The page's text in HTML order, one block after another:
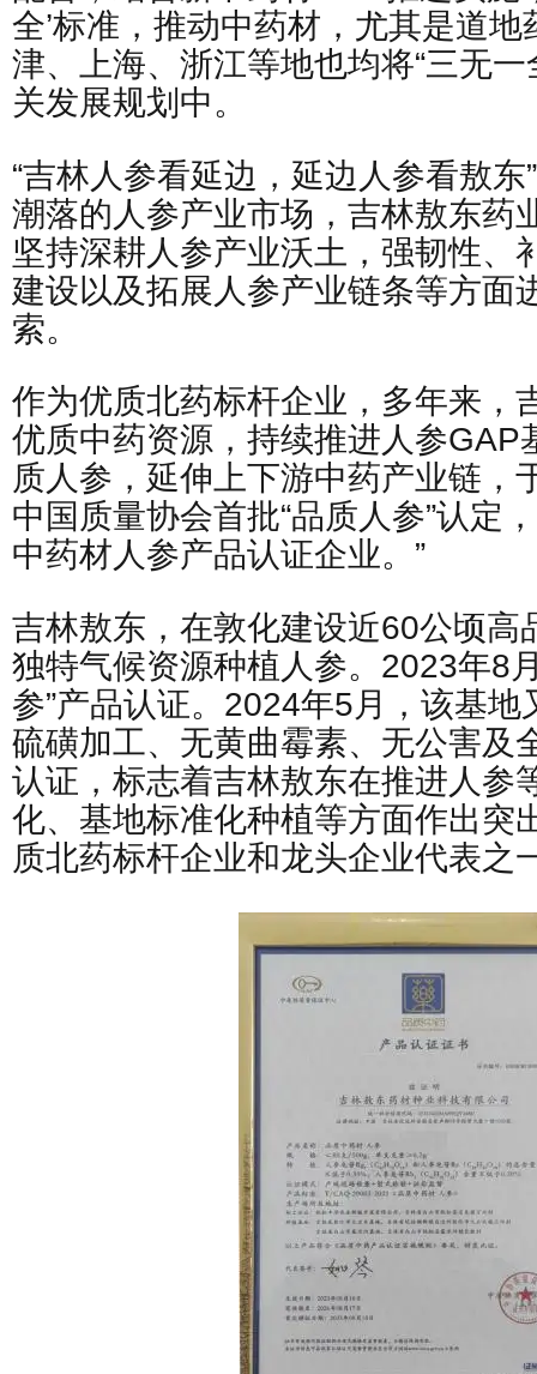
全’标准，推动中药材，尤其是道地
津、上海、浙江等地也均将“三无
关发展规划中。
“吉林人参看延边，延边人参看敖
潮落的人参产业市场，吉林敖东药
坚持深耕人参产业沃土，强韧性、
建设以及拓展人参产业链条等方面
索。
作为优质北药标杆企业，多年来，
优质中药资源，持续推进人参GAP
质人参，延伸上下游中药产业链，
中国质量协会首批“品质人参”认定
中药材人参产品认证企业。”
吉林敖东，在敦化建设近60公顷高
独特气候资源种植人参。2023年8
参”产品认证。2024年5月，该基地
硫磺加工、无黄曲霉素、无公害及
认证，标志着吉林敖东在推进人参
化、基地标准化种植等方面作出突
质北药标杆企业和龙头企业代表之